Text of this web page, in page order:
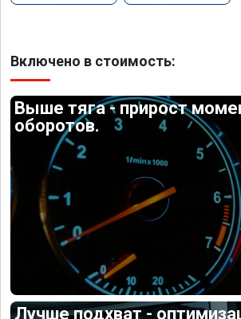
Включено в стоимость:
Выше тяга - прирост
оборотов.
Лучше подхват -